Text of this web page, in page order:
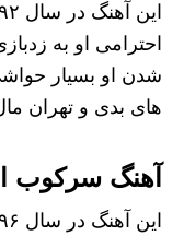
احترامی او به
شدن او بسیار
های بدی و تهران
آهنگ سرکوب